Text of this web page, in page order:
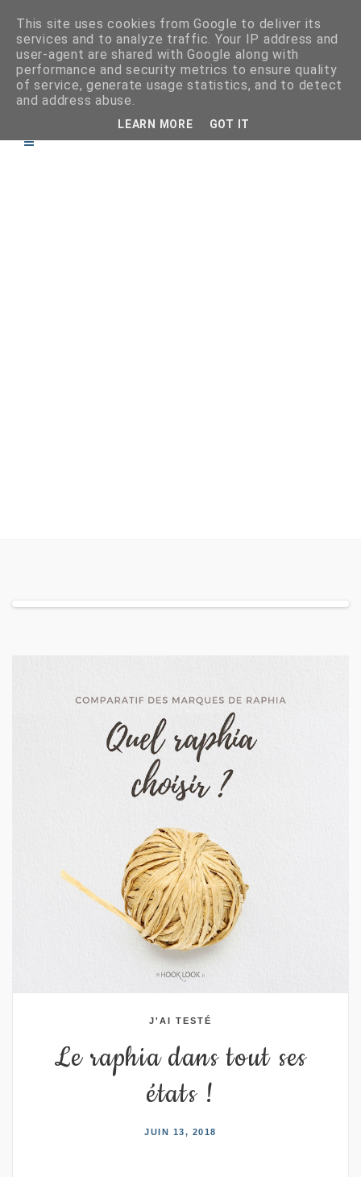
J'AI TESTÉ
Le raphia dans tout ses
états !
JUIN 13, 2018
This site uses cookies from Google to deliver its
services and to analyze traffic. Your IP address and
user-agent are shared with Google along with
performance and security metrics to ensure quality
of service, generate usage statistics, and to detect
and address abuse.
LEARN MORE GOT IT